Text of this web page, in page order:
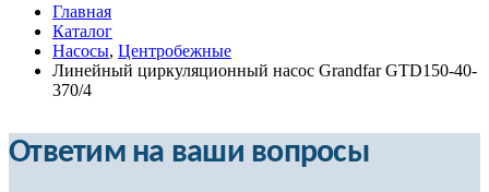
Главная
Каталог
Насосы, Центробежные
Линейный циркуляционный насос Grandfar GTD150-40-
370/4
Ответим на ваши вопросы